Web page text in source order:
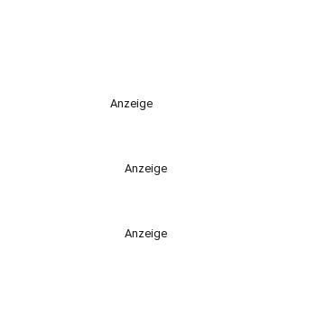
Anzeige
Anzeige
Anzeige